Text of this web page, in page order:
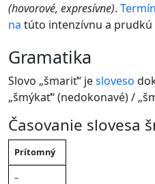
(hovorové, expresívne). Termín
na túto intenzívnu a prudkú
gramatika
Slovo „šmariť“ jesloveso
„šmýkať“ (nedokonavé) /
Časovanie slovesa
Čas Ja
Prítomný
–